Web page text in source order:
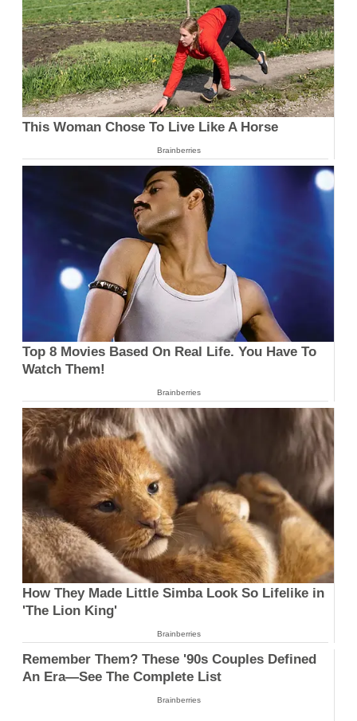
This Woman Chose To Live Like A Horse
Brainberries
Top 8 Movies Based On Real Life. You Have To
Watch Them!
Brainberries
How They Made Little Simba Look So Lifelike in
'The Lion King'
Brainberries
Remember Them? These '90s Couples Defined
An Era—See The Complete List
Brainberries